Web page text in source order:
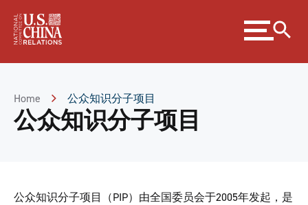
Content
Expand
menu
Home 公众知识分子项目
公众知识分子项目
公众知识分子项目（PIP）由全国委员会于2005年发起，是